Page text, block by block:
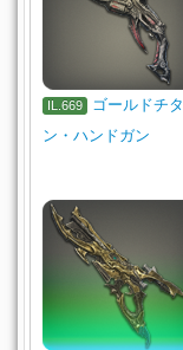
IL.669
ゴールドチタ
ン・ハンドガン